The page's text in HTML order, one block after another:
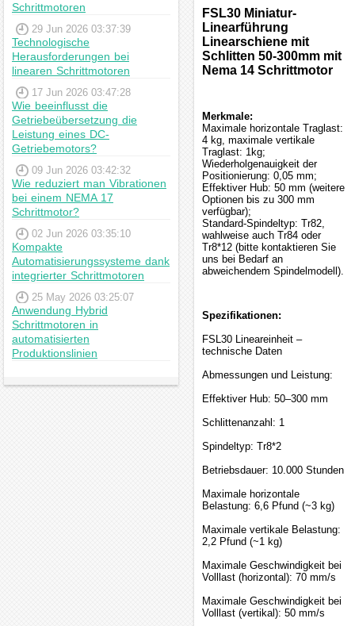
Schrittmotoren
29 Jun 2026 03:37:39
Technologische
Herausforderungen bei
linearen Schrittmotoren
17 Jun 2026 03:47:28
Wie beeinflusst die
Getriebeübersetzung die
Leistung eines DC-
Getriebemotors?
09 Jun 2026 03:42:32
Wie reduziert man Vibrationen
bei einem NEMA 17
Schrittmotor?
02 Jun 2026 03:35:10
Kompakte
Automatisierungssysteme dank
integrierter Schrittmotoren
25 May 2026 03:25:07
Anwendung Hybrid
Schrittmotoren in
automatisierten
Produktionslinien
FSL30 Miniatur-
Linearführung
Linearschiene mit
Schlitten 50-300mm mit
Nema 14 Schrittmotor
Merkmale:
Maximale horizontale Traglast:
4 kg, maximale vertikale
Traglast: 1kg;
Wiederholgenauigkeit der
Positionierung: 0,05 mm;
Effektiver Hub: 50 mm (weitere
Optionen bis zu 300 mm
verfügbar);
Standard-Spindeltyp: Tr82,
wahlweise auch Tr84 oder
Tr8*12 (bitte kontaktieren Sie
uns bei Bedarf an
abweichendem Spindelmodell).
Spezifikationen:
FSL30 Lineareinheit –
technische Daten
Abmessungen und Leistung:
Effektiver Hub: 50–300 mm
Schlittenanzahl: 1
Spindeltyp: Tr8*2
Betriebsdauer: 10.000 Stunden
Maximale horizontale
Belastung: 6,6 Pfund (~3 kg)
Maximale vertikale Belastung:
2,2 Pfund (~1 kg)
Maximale Geschwindigkeit bei
Volllast (horizontal): 70 mm/s
Maximale Geschwindigkeit bei
Volllast (vertikal): 50 mm/s